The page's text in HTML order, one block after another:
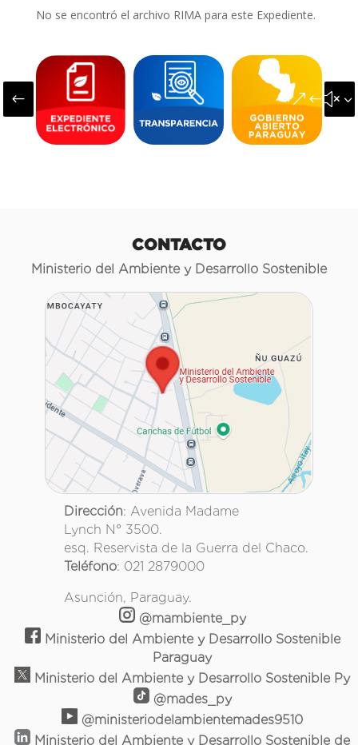
No se encontró el archivo RIMA para este Expediente.
#
CONTACTO
Ministerio del Ambiente y Desarrollo Sostenible
Dirección: Avenida Madame
Lynch N° 3500.
esq. Reservista de la Guerra del Chaco.
Teléfono: 021 2879000
Asunción, Paraguay.
@mambiente_py
Ministerio del Ambiente y Desarrollo Sostenible
Paraguay
Ministerio del Ambiente y Desarrollo Sostenible Py
@mades_py
@ministeriodelambientemades9510
Ministerio del Ambiente y Desarrollo Sostenible de